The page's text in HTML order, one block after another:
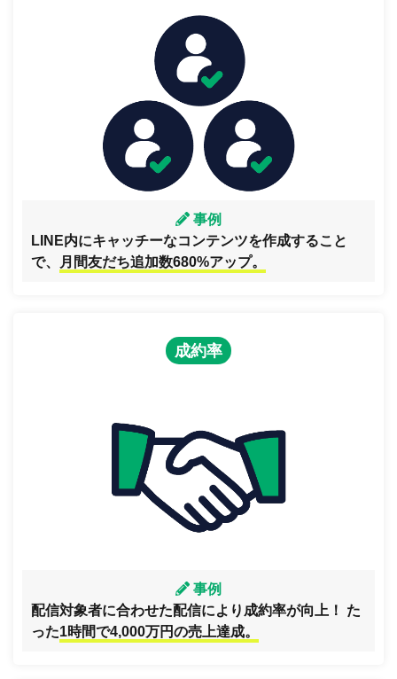
事例
LINE内にキャッチーなコンテンツを作成すること
で、
月間友だち追加数680%アップ。
成約率
事例
配信対象者に合わせた配信により成約率が向上！ た
った1時間で4,000万円の売上達成。